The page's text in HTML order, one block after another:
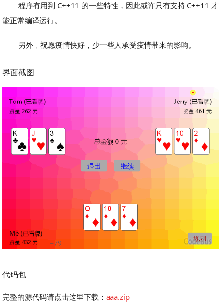
程序有用到 C++11 的一些特性，因此或许只有支持 C++11 才
能正常编译运行。
另外，祝愿疫情快好，少一些人承受疫情带来的影响。
界面截图
代码包
完整的源代码请点击这里下载： aaa.zip